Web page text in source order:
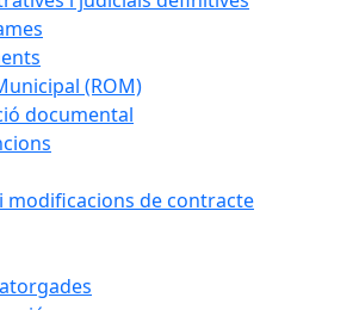
(ROM)
documental
modificacions de contracte